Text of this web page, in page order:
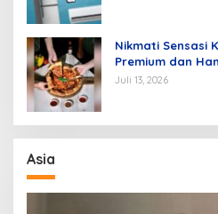
Nikmati Sensasi
Premium dan
Mercure Batam
Juli 13, 2026
Asia